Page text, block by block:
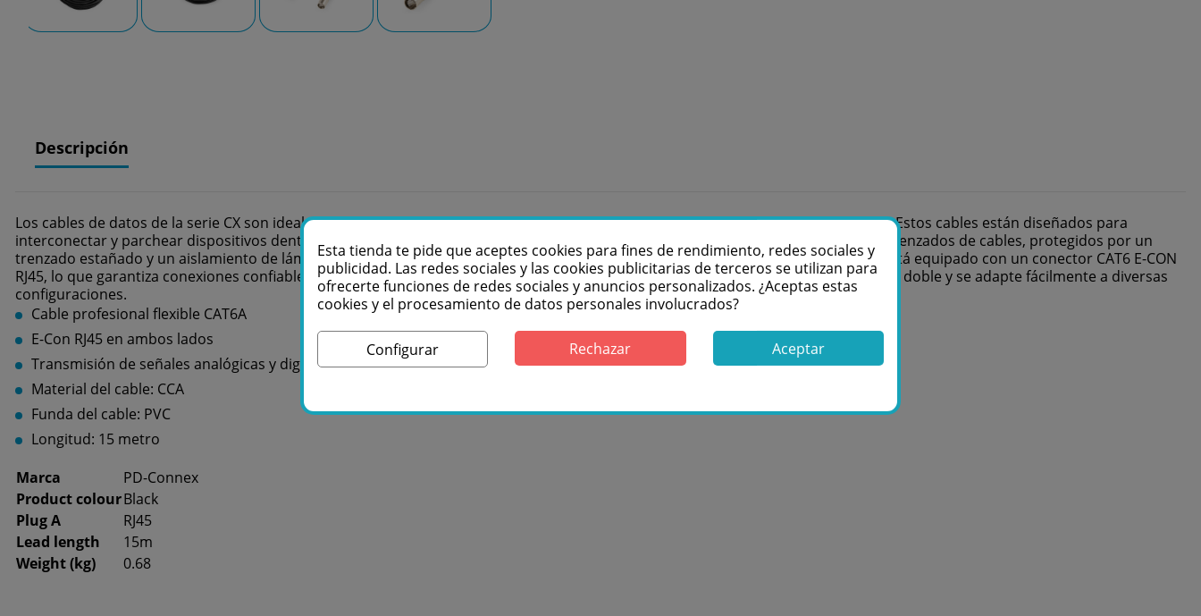
Descripción
Los cables de datos de la serie CX son ideales para una conectividad sin complicaciones tanto en el ámbito analógico como digital. Estos cables están diseñados para
interconectar y parchear dispositivos dentro de una red sin esfuerzo. Construido con precisión, el cable cuenta con cuatro pares trenzados de cables, protegidos por un
trenzado estañado y un aislamiento de lámina. Este diseño previene eficazmente perturbaciones e interferencias. Cada extremo está equipado con un conector CAT6 E-CON
RJ45, lo que garantiza conexiones confiables. Además, la cubierta del cable de PVC brinda flexibilidad, lo que permite que el cable se doble y se adapte fácilmente a diversas
configuraciones.
Cable profesional flexible CAT6A
E-Con RJ45 en ambos lados
Transmisión de señales analógicas y digitales
Material del cable: CCA
Funda del cable: PVC
Longitud: 15 metro
Marca
PD-Connex
Product colourBlack
Plug A
RJ45
Lead length
15m
Weight (kg)
0.68
Esta tienda te pide que aceptes cookies para fines de rendimiento, redes sociales y
publicidad. Las redes sociales y las cookies publicitarias de terceros se utilizan para
ofrecerte funciones de redes sociales y anuncios personalizados. ¿Aceptas estas
cookies y el procesamiento de datos personales involucrados?
Configurar Rechazar Aceptar